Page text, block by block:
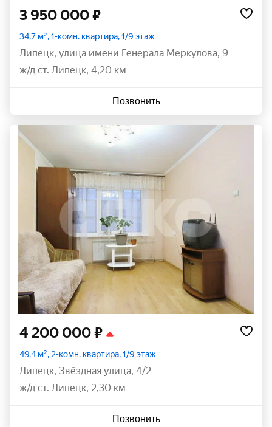
3 950 000 ₽
34,7 м², 1-комн. квартира, 1/9 этаж
Липецк, улица имени Генерала Меркулова, 9
ж/д ст. Липецк, 4,20 км
Позвонить
4 200 000 ₽
49,4 м², 2-комн. квартира, 1/9 этаж
Липецк, Звёздная улица, 4/2
ж/д ст. Липецк, 2,30 км
Позвонить